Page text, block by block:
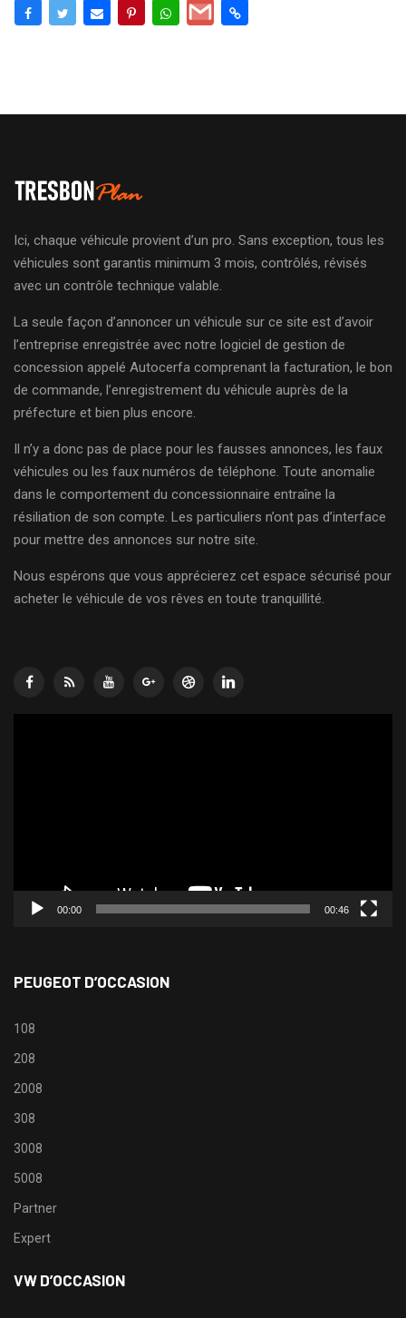
Ici, chaque véhicule provient d’un pro. Sans exception, tous les
véhicules sont garantis minimum 3 mois, contrôlés, révisés
avec un contrôle technique valable.
La seule façon d’annoncer un véhicule sur ce site est d’avoir
l’entreprise enregistrée avec notre logiciel de gestion de
concession appelé Autocerfa comprenant la facturation, le bon
de commande, l’enregistrement du véhicule auprès de la
préfecture et bien plus encore.
Il n’y a donc pas de place pour les fausses annonces, les faux
véhicules ou les faux numéros de téléphone. Toute anomalie
dans le comportement du concessionnaire entraîne la
résiliation de son compte. Les particuliers n’ont pas d’interface
pour mettre des annonces sur notre site.
Nous espérons que vous apprécierez cet espace sécurisé pour
acheter le véhicule de vos rêves en toute tranquillité.
00:00 00:46
PEUGEOT D’OCCASION
108
208
2008
308
3008
5008
Partner
Expert
VW D’OCCASION